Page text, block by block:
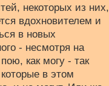
некоторых из них,
вдохновителем и
в новых
- несмотря на
как могу - так
в этом